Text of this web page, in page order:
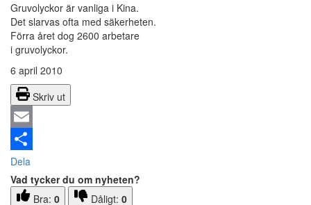
Gruvolyckor är vanliga i Kina.
Det slarvas ofta med säkerheten.
Förra året dog 2600 arbetare
i gruvolyckor.
6 april 2010
Skriv ut
Email
Dela
Vad tycker du om nyheten?
Bra: 0 Dåligt: 0